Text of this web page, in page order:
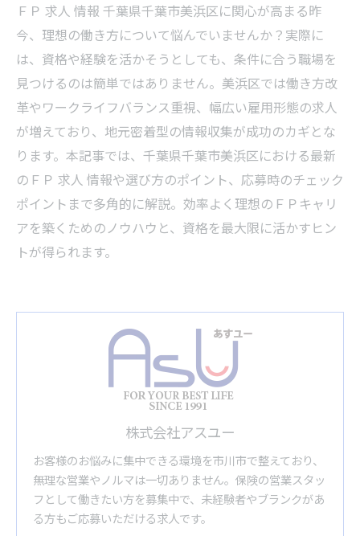
ＦＰ 求人 情報 千葉県千葉市美浜区に関心が高まる昨
今、理想の働き方について悩んでいませんか？実際に
は、資格や経験を活かそうとしても、条件に合う職場を
見つけるのは簡単ではありません。美浜区では働き方改
革やワークライフバランス重視、幅広い雇用形態の求人
が増えており、地元密着型の情報収集が成功のカギとな
ります。本記事では、千葉県千葉市美浜区における最新
のＦＰ 求人 情報や選び方のポイント、応募時のチェック
ポイントまで多角的に解説。効率よく理想のＦＰキャリ
アを築くためのノウハウと、資格を最大限に活かすヒン
トが得られます。
株式会社アスユー
お客様のお悩みに集中できる環境を市川市で整えており、
無理な営業やノルマは一切ありません。保険の営業スタッ
フとして働きたい方を募集中で、未経験者やブランクがあ
る方もご応募いただける求人です。